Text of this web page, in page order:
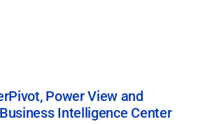
Power View and
Intelligence Center